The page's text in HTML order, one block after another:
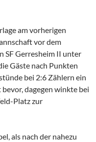
am vorherigen
vor dem
SF Gerresheim II unter
Gäste nach Punkten
bei 2:6 Zählern ein
dagegen winkte bei
Platz zur
als nach der nahezu